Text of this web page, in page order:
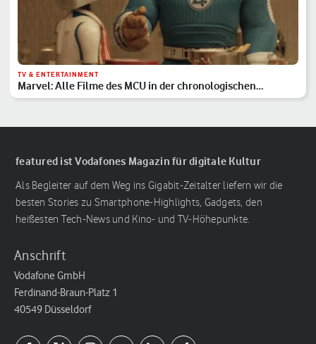
TV & ENTERTAINMENT
Marvel: Alle Filme des MCU in der chronologischen
Reihenfolge
featured ist Vodafones Magazin für digitale Kultur
Als Begleiter auf dem Weg ins Gigabit-Zeitalter liefern wir die
besten Stories zu Smartphone-Highlights, Gadgets, den
heißesten Tech-News und Kino- und TV-Höhepunkte.
Anschrift
Vodafone GmbH
Ferdinand-Braun-Platz 1
40549 Düsseldorf